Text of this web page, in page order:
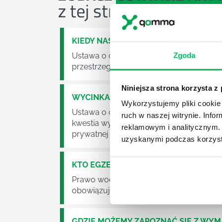
Zgoda
Niniejsza strona korzysta z
Wykorzystujemy pliki
ruch w naszej witrynie.
reklamowym i
uzyskanymi podczas
z tej strefy wiedzy
KIEDY NASTĄPI ZMIANA USTAWY O
Ustawa o odpadach jest dość istotną
przestrzeganie będzie już normalnie
WYCINKA DRZEW A USTAWA O
Ustawa o ochronie środowiska
kwestia wycinki drzew. Czy taka wycinka
prywatnej posesji można wyciąć
KTO EGZEKWUJE PRAWO WODNE?
Prawo wodne to dość skomplikowane
obowiązuje? Jak wygląda